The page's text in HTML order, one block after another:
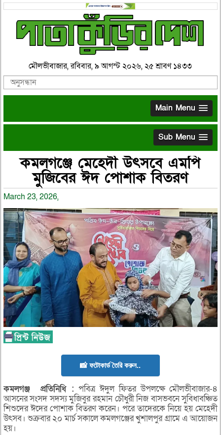
মৌলভীবাজার, রবিবার, ৯ আগস্ট ২০২৬, ২৫ শ্রাবণ ১৪৩৩
Main Menu
Sub Menu
কমলগঞ্জে মেহেদী উৎসবে এমপি
মুজিবের ঈদ পোশাক বিতরণ
March 23, 2026,
📸 ফটোকার্ড তৈরি করুন..
কমলগঞ্জ প্রতিনিধি: পবিত্র ঈদুল ফিতর উপলক্ষে মৌলভীবাজার-৪
আসনের সংসদ সদস্য মুজিবুর রহমান চৌধুরী নিজ বাসভবনে সুবিধাবঞ্চিত
শিশুদের ঈদের পোশাক বিতরণ করেন। পরে তাদেরকে নিয়ে হয় মেহেদী
উৎসব। শুক্রবার ২০ মার্চ সকালে কমলগঞ্জের খুশালপুর গ্রামে এ আয়োজন
হয়।